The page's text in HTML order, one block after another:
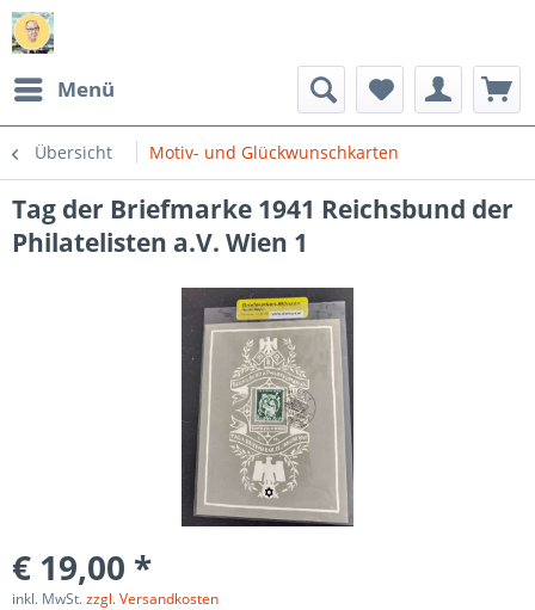
Menü
Übersicht Motiv- und Glückwunschkarten
Tag der Briefmarke 1941 Reichsbund der
Philatelisten a.V. Wien 1
€ 19,00 *
inkl. MwSt.zzgl. Versandkosten